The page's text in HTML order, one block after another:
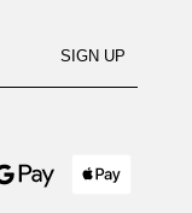
SIGN UP